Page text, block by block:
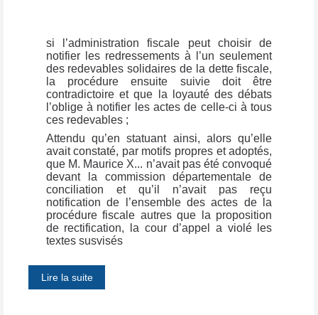
si l’administration fiscale peut choisir de
notifier les redressements à l’un seulement
des redevables solidaires de la dette fiscale,
la procédure ensuite suivie doit être
contradictoire et que la loyauté des débats
l’oblige à notifier les actes de celle-ci à tous
ces redevables ;
Attendu qu’en statuant ainsi, alors qu’elle
avait constaté, par motifs propres et adoptés,
que M. Maurice X... n’avait pas été convoqué
devant la commission départementale de
conciliation et qu’il n’avait pas reçu
notification de l’ensemble des actes de la
procédure fiscale autres que la proposition
de rectification, la cour d’appel a violé les
textes susvisés
Lire la suite